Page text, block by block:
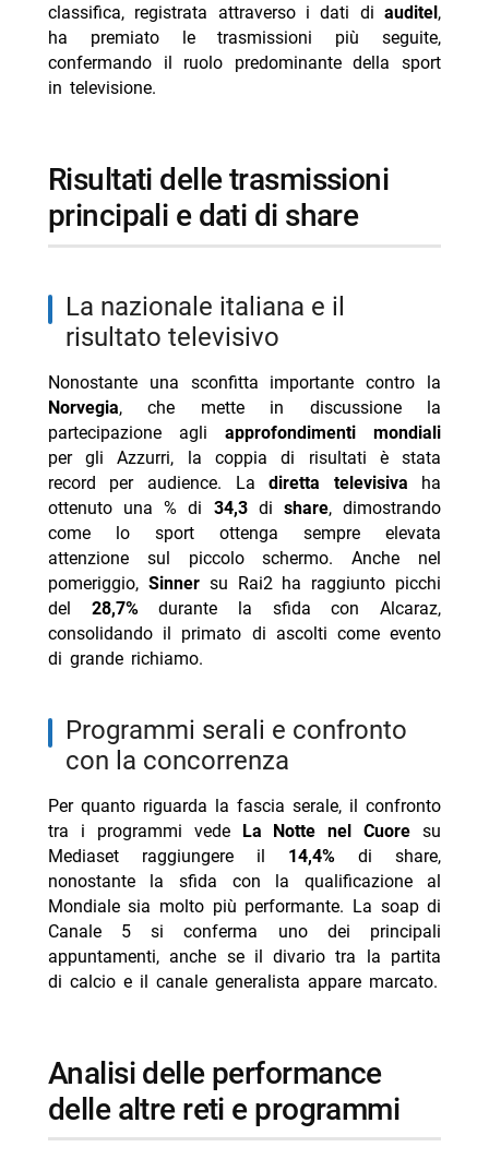
- Programmi TV oggi giovedì 6 agosto 2026 prima
serata
- La vera storia del Colosseo stasera La7 7 agosto
puntata
classifica, registrata attraverso i dati diauditel,
ha premiato le trasmissioni più seguite,
confermando il ruolo predominante della sport
in televisione.
risultati delle trasmissioni
principali e dati di share
la nazionale italiana e il
risultato televisivo
Nonostante una sconfitta importante contro la
Norvegia, che mette in discussione la
partecipazione agliapprofondimenti mondiali
per gli Azzurri, la coppia di risultati è stata
record per audience. Ladiretta televisiva ha
ottenuto una % di 34,3di share, dimostrando
come lo sport ottenga sempre elevata
attenzione sul piccolo schermo. Anche nel
pomeriggio, Sinnersu Rai2 ha raggiunto picchi
del 28,7%durante la sfida con Alcaraz,
consolidando il primato di ascolti come evento
di grande richiamo.
programmi serali e confronto
con la concorrenza
Per quanto riguarda la fascia serale, il confronto
tra i programmi vede La Notte nel Cuore su
Mediaset raggiungere il 14,4% di share,
nonostante la sfida con la qualificazione al
Mondiale sia molto più performante. La soap di
Canale 5 si conferma uno dei principali
appuntamenti, anche se il divario tra la partita
di calcio e il canale generalista appare marcato.
analisi delle performance
delle altre reti e programmi